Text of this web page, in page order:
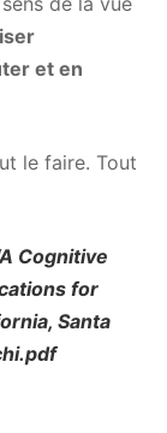
et en
le faire. Tout
Cognitive
for
Santa